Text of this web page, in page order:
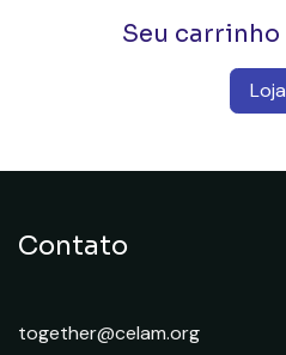
Seu carrinho
Loja
Contato
together@celam.org